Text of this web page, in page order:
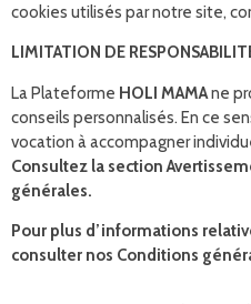
cookies utilisés par notre site,
LIMITATION DE
La Plateforme HOLI MAMAne
conseils personnalisés. En ce
vocation à accompagner
Consultez la section
générales.
Pour plus d’informations
consulter nos Conditions